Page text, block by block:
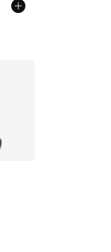
baisse de € 159,99 à